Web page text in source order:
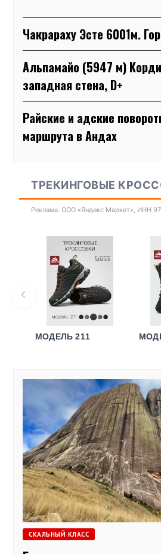
Чакрараху Эсте 6001м.
Альпамайо (5947 м)
западная стена, D+
Райские и адские
маршрута в Андах
ТРЕКИНГОВЫЕ
Реклама. ООО «Яндекс Маркет», ИНН
МОДЕЛЬ 211
СКАЛЬНЫЙ КЛАСС